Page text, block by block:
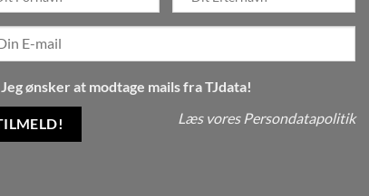
Jeg ønsker at modtage mails fra TJdata!
Læs vores Persondatapolitik